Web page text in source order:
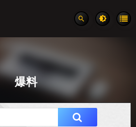
爆料
吃瓜分类速览